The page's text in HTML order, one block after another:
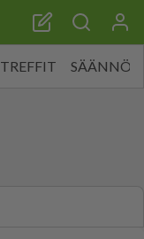
TREFFIT SÄÄNNÖT